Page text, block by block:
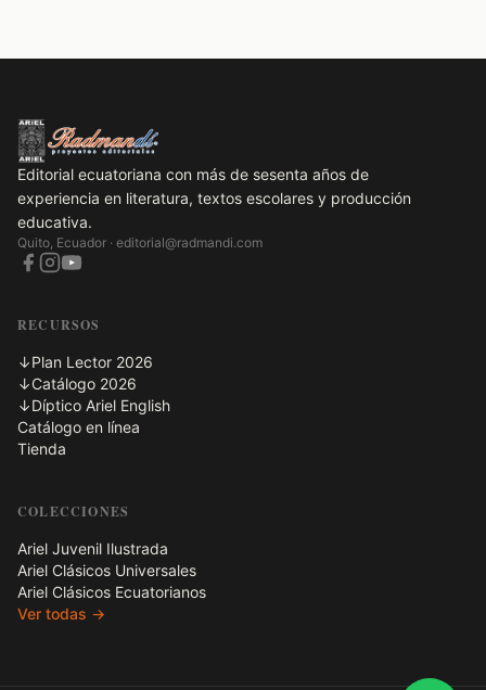
Editorial ecuatoriana con más de sesenta años de
experiencia en literatura, textos escolares y producción
educativa.
Quito, Ecuador · editorial@radmandi.com
RECURSOS
↓Plan Lector 2026
↓Catálogo 2026
↓Díptico Ariel English
Catálogo en línea
Tienda
COLECCIONES
Ariel Juvenil Ilustrada
Ariel Clásicos Universales
Ariel Clásicos Ecuatorianos
Ver todas →